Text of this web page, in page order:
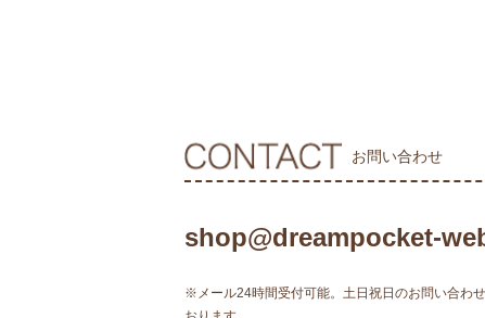
お問い合わせ
shop@dreampocket-
※メール24時間受付可能。土日祝日のお問い合わ